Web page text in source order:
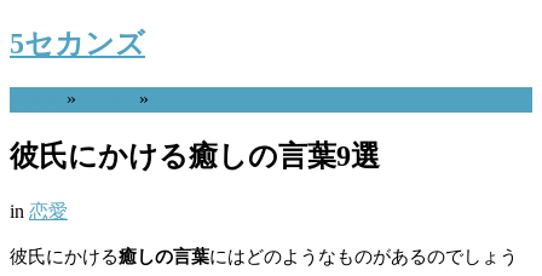
5セカンズ
» »
彼氏にかける癒しの言葉9選
in 恋愛
彼氏にかける癒しの言葉にはどのようなものがあるのでしょう